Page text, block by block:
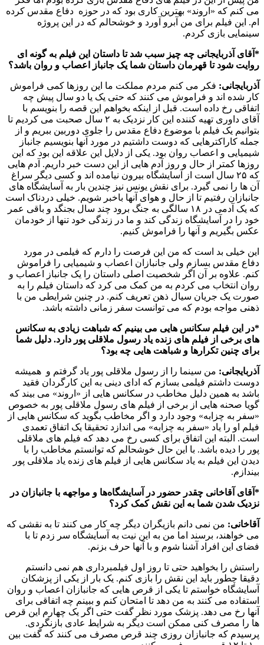
می کنم که «اروند» بهترین کاری بود که در حوزه دفاع مقدس کرده
ام. این فیلم برای من آبرو آورد و خوشحالم که در این پروژه
سینمایی بازی کردم.
*آقای آذربایجانی چه چیز سبب شد تا داستان این فیلم به گونه ای
روایت شود تا قهرمان داستان شما یک جانباز اعصاب و روان باشد؟
آذربایجانی: فکر می کنم مردم مملکت ما این روزها کمی فراموش
کار شده اند و فراموش می کنند که حتی یک یا دو سال پیش چه
اتفاقی رخ داده است. قبل از اینکه بخواهم این قصه را بنویسم با
آقای داوری تهیه کننده این کار نزدیک به ۲ سال صحبت می کردیم تا
بتوانیم یک فیلم با موضوع دفاع مقدس را جلوی دوربین ببریم و از
جمله کاراکترهایی که دوست داشتیم در مورد آنها بنویسیم جانباز
شیمیایی و اعصاب روان بود. یکی از دلایل این علاقه این بود که این
روزها کمتر از حال و روز آدم هایی از این دست خبر داریم. آدم هایی
که ۲۵ سال است از آسایشگاه بیرون نیامده اند و کسی دیگر سراغ
آن ها را نمی گیرد. برای نقش یونس نیز چندین بار به آسایشگاه های
جانبازان رفتیم تا از حال و هوای آنها باخبر شویم. خیلی دردناک است
که یک آدمی در ۱۸ سالگی به جنگ برود چند سال بجنگد و باقی عمر
خود را در آسایشگاه زندگی کند و ما در زندگی خود تنها از خودمان
عکس بگیریم و آنها را فراموش کنیم.
این خیلی بد است که من این فرصت را دارم که فیلمی در مورد
دفاع مقدس بسازم ولی جانبازان اعصاب و شیمیایی را فراموش
کنم. علاوه بر آن اگر شخصیت اصلی داستان را یک جانباز اعصاب و
روان انتخاب می کردم به من کمک می کرد که داستان فیلم را به
صورت یک جریان سیال ذهن تعریف کنم. در چنین شرایطی من با
ذهنی مواجه بودم که می توانست سفر زمانی داشته باشد.
*در این فیلم سکانس هایی می بینیم که شباهت زیادی به سکانس
های برخی از فیلم های زنده یاد رسول ملاقلی پور دارد. دلیل شما
برای چنین تکرارها و شباهت هایی چه بود؟
آذربایجانی: من سینما را از رسول ملاقلی پور یاد گرفتم و همیشه
دوست داشتم فیلمی بسازم که ادای دینی به این کارگردان فقید
باشد به همین دلیل مخاطب در سکانس هایی از «اروند» می بیند که
گویا صحنه هایی از برخی از فیلم های رسول ملاقلی پور به خصوص
«سفر به چزابه» وجود دارد و اگر مخاطب بگوید که سکانس هایی از
فیلم او را یاد «سفر به چزابه» می اندازد تحقیقا یک اتفاق تعمدی
است. البته این اتفاق برای کسی رخ می دهد که فیلم های ملاقلی
پور را دیده باشد. با این حال خوشحالم که توانستم مخاطب را با
دیدن این فیلم به یاد سکانس هایی از فیلم های زنده یاد ملاقلی پور
بیندازم.
*آقای آقاخانی چقدر حضور در آسایشگاه‌ها و مواجهه با جانبازان در
نزدیک شدن شما به این نقش کمک کرد؟
آقاخانی: من نمی دانم بازیگران دیگر چه کار می کنند تا به نقشی که
می خواهند، برسند اما من به این نیت به آسایشگاه سر زدم تا با
فضای این افراد آشنا شوم و با آنها حرف بزنم.
راستش را بخواهید حتی تا روز اول فیلمبرداری هم نمی دانستم
دقیقا چطور باید این نقش را بازی کنم. یک بار از یکی از پزشکان
آسایشگاه خواستم تا یکی از قرص هایی که جانبازان اعصاب و روان
استفاده می کنند به من دهد تا امتحان کنم و ببینم چه اتفاقی برای
آنها رخ می دهد. پزشک مورد نظر گفت حتی اگر یک چهارم این قرص
ها را مصرف کنی ممکن است دیگر به شرایط عادی بازنگردی.
پرسیدم که جانبازان روزی چند قرص مصرف می کنند که گفت بین